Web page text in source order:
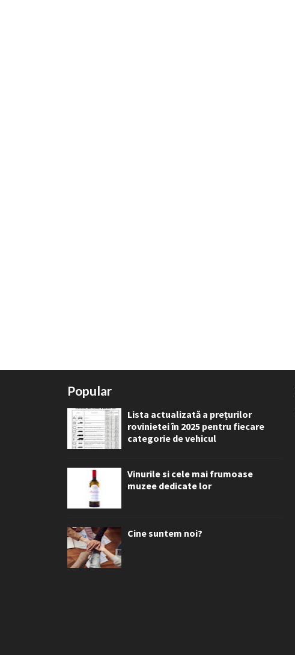
Popular
Lista actualizată a prețurilor
rovinietei în 2025 pentru fiecare
categorie de vehicul
Vinurile si cele mai frumoase
muzee dedicate lor
Cine suntem noi?